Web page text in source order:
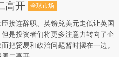
高开
全球市场
接连辞职、英镑兑美元走低让英国
是投资者们将更多注意力转向了企
把贸易和政治问题暂时摆在一边。